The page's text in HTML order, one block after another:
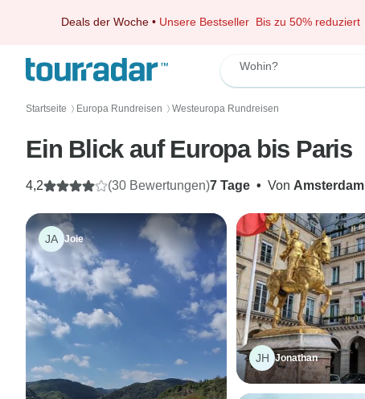
Deals der Woche • Unsere Bestseller Bis zu 50% reduziert
Wohin?
Startseite 〉 Europa Rundreisen 〉 Westeuropa Rundreisen
Ein Blick auf Europa bis Paris
7 Tage • Von Amsterdam
4,2 (30 Bewertungen)
JA Joie
JH Jonathan